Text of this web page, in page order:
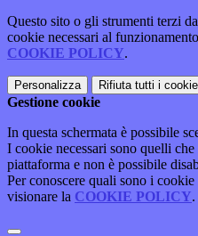
Questo sito o gli strumenti terzi
cookie necessari al
COOKIE POLICY.
Personalizza Rifiuta tutti i
Gestione cookie
In questa schermata è possibile
I cookie necessari sono quelli
piattaforma e non è possibile
Per conoscere quali sono i
visionare la COOKIE POLICY.